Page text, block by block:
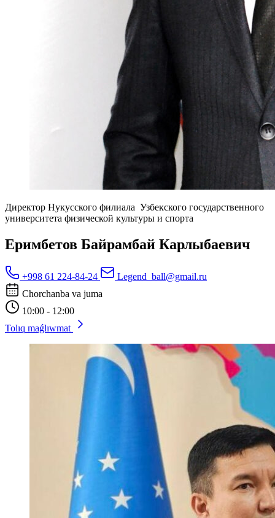
Директор Нукусского филиала Узбекского государственного
университета физической культуры и спорта
Еримбетов Байрамбай Карлыбаевич
+998 61 224-84-24
Legend_ball@gmail.ru
Chorchanba va juma
10:00 - 12:00
Tolıq maǵlıwmat